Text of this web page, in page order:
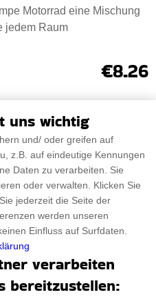
Motorrad eine Mischung
jedem Raum
€8.26
uns wichtig
und/ oder greifen auf
z.B. auf eindeutige Kennungen
Daten zu verarbeiten. Sie
oder verwalten. Klicken Sie
jederzeit die Seite der
werden unseren
Einfluss auf Surfdaten.
verarbeiten
bereitzustellen: